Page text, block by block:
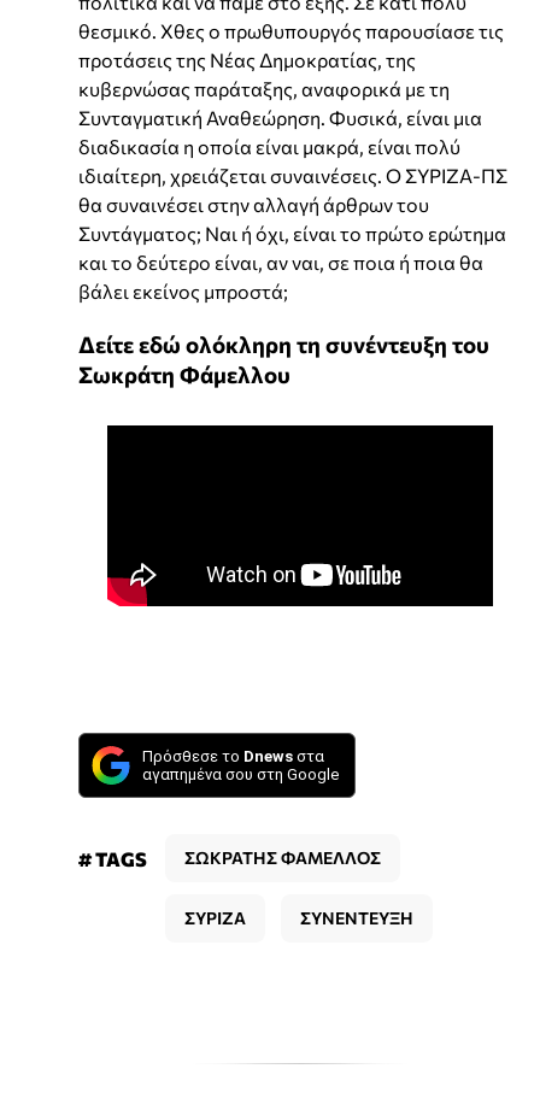
θεσμικό. Χθες ο πρωθυπουργός παρουσίασε τις
προτάσεις της Νέας Δημοκρατίας, της
κυβερνώσας παράταξης, αναφορικά με τη
Συνταγματική Αναθεώρηση. Φυσικά, είναι μια
διαδικασία η οποία είναι μακρά, είναι πολύ
ιδιαίτερη, χρειάζεται συναινέσεις. Ο ΣΥΡΙΖΑ-ΠΣ
θα συναινέσει στην αλλαγή άρθρων του
Συντάγματος; Ναι ή όχι, είναι το πρώτο ερώτημα
και το δεύτερο είναι, αν ναι, σε ποια ή ποια θα
βάλει εκείνος μπροστά;
Δείτε εδώ ολόκληρη τη συνέντευξη του
Σωκράτη Φάμελλου
Πρόσθεσε το Dnews στα
αγαπημένα σου στη Google
# TAGS ΣΩΚΡΑΤΗΣ ΦΑΜΕΛΛΟΣ
ΣΥΡΙΖΑ ΣΥΝΕΝΤΕΥΞΗ